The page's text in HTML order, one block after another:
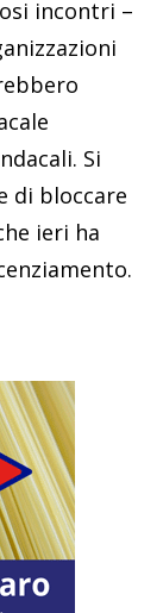
incontri –
Si
di bloccare
ieri ha